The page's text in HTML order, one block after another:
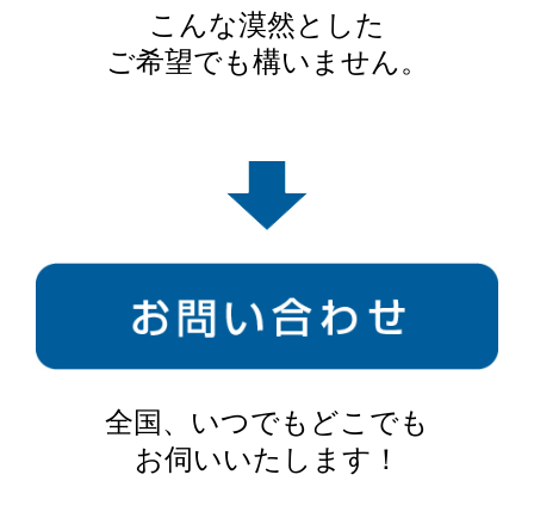
こんな漠然とした
ご希望でも構いません。
全国、いつでもどこでも
お伺いいたします！